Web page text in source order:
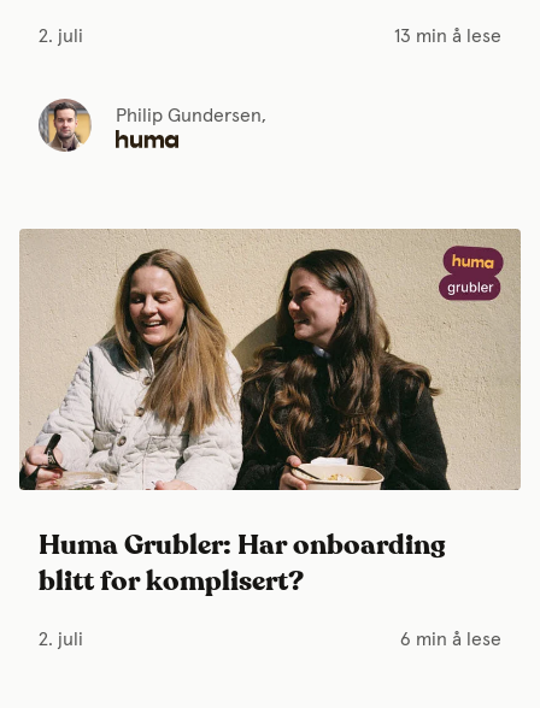
2. juli 13 min å lese
Philip Gundersen,
Huma Grubler: Har onboarding
blitt for komplisert?
2. juli 6 min å lese